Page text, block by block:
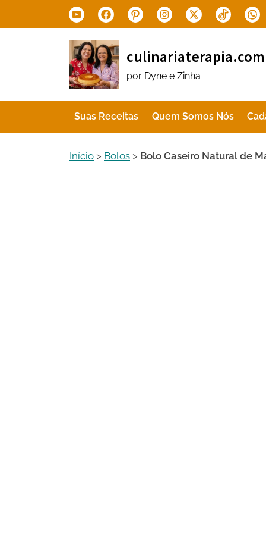
to
YoutubeFacebookPinterestInstagram
X.com Tiktok
culinariaterapia.com
por Dyne e Zinha
Suas Receitas Quem Somos Nós
Início > Bolos > Bolo Caseiro Natural de